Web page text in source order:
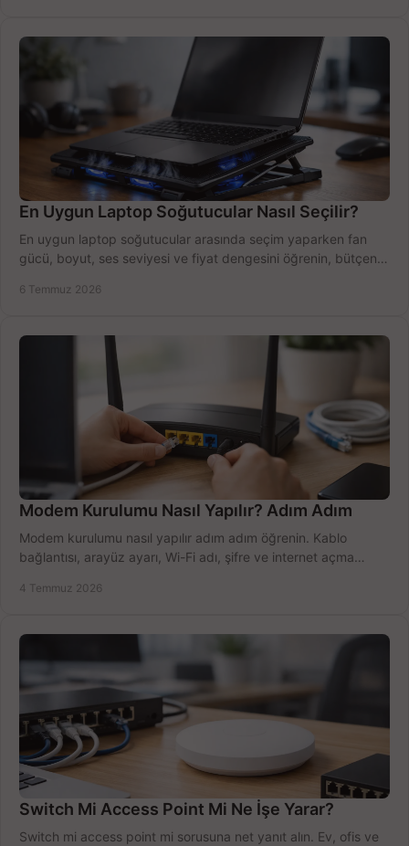
En Uygun Laptop Soğutucular Nasıl Seçilir?
En uygun laptop soğutucular arasında seçim yaparken fan
gücü, boyut, ses seviyesi ve fiyat dengesini öğrenin, bütçenizi
6 Temmuz 2026
Modem Kurulumu Nasıl Yapılır? Adım Adım
Modem kurulumu nasıl yapılır adım adım öğrenin. Kablo
bağlantısı, arayüz ayarı, Wi-Fi adı, şifre ve internet açma
4 Temmuz 2026
Switch Mi Access Point Mi Ne İşe Yarar?
Switch mi access point mi sorusuna net yanıt alın. Ev, ofis ve